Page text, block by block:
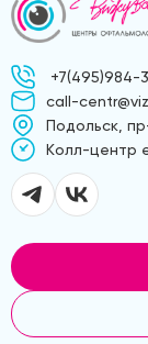
+7(495)984-
call-
Подольск,
Kолл-центр